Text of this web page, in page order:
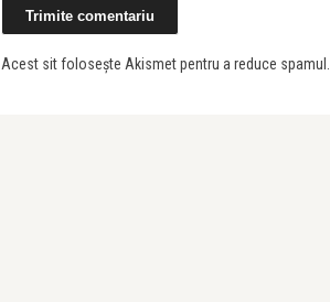
Acest sit folosește Akismet pentru a reduce spamul.